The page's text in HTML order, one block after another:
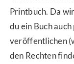
Blog
Printbuch. Da
du ein Buch
veröffentlichen
den Rechten